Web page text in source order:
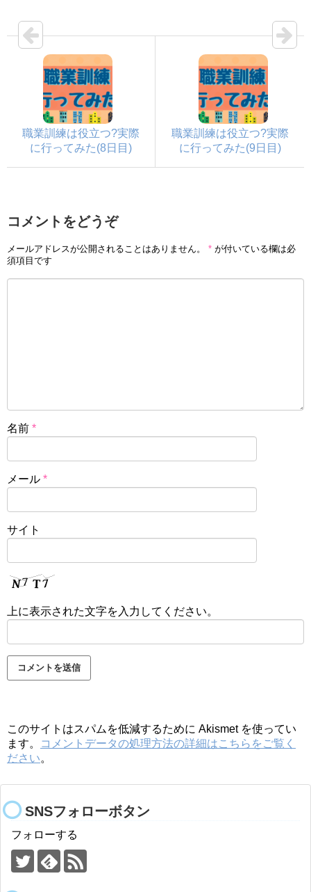
職業訓練は役立つ?実際
に行ってみた(8日目)
職業訓練は役立つ?実際
に行ってみた(9日目)
コメントをどうぞ
メールアドレスが公開されることはありません。 * が付いている欄は必
須項目です
名前 *
メール *
サイト
上に表示された文字を入力してください。
このサイトはスパムを低減するために Akismet を使ってい
ます。
コメントデータの処理方法の詳細はこちらをご覧く
ださい。
SNSフォローボタン
フォローする